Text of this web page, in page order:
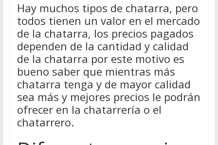
Hay muchos tipos de chatarra, pero
todos tienen un valor en el mercado
de la chatarra, los precios pagados
dependen de la cantidad y calidad
de la chatarra por este motivo es
bueno saber que mientras más
chatarra tenga y de mayor calidad
sea más y mejores precios le podrán
ofrecer en la chatarrería o el
chatarrero.